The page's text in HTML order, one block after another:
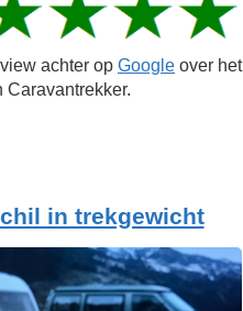
achter op Google over het
Caravantrekker.
in trekgewicht